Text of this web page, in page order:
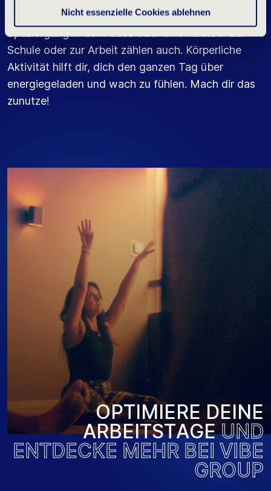
Nicht essenzielle Cookies ablehnen
musst nicht unbedingt ins Fitnessstudio gehen; ein
Spaziergang in der Pause oder eine Radtour zur
Schule oder zur Arbeit zählen auch. Körperliche
Aktivität hilft dir, dich den ganzen Tag über
energiegeladen und wach zu fühlen. Mach dir das
zunutze!
OPTIMIERE DEINE
ARBEITSTAGE UND
ENTDECKE MEHR BEI VIBE
GROUP